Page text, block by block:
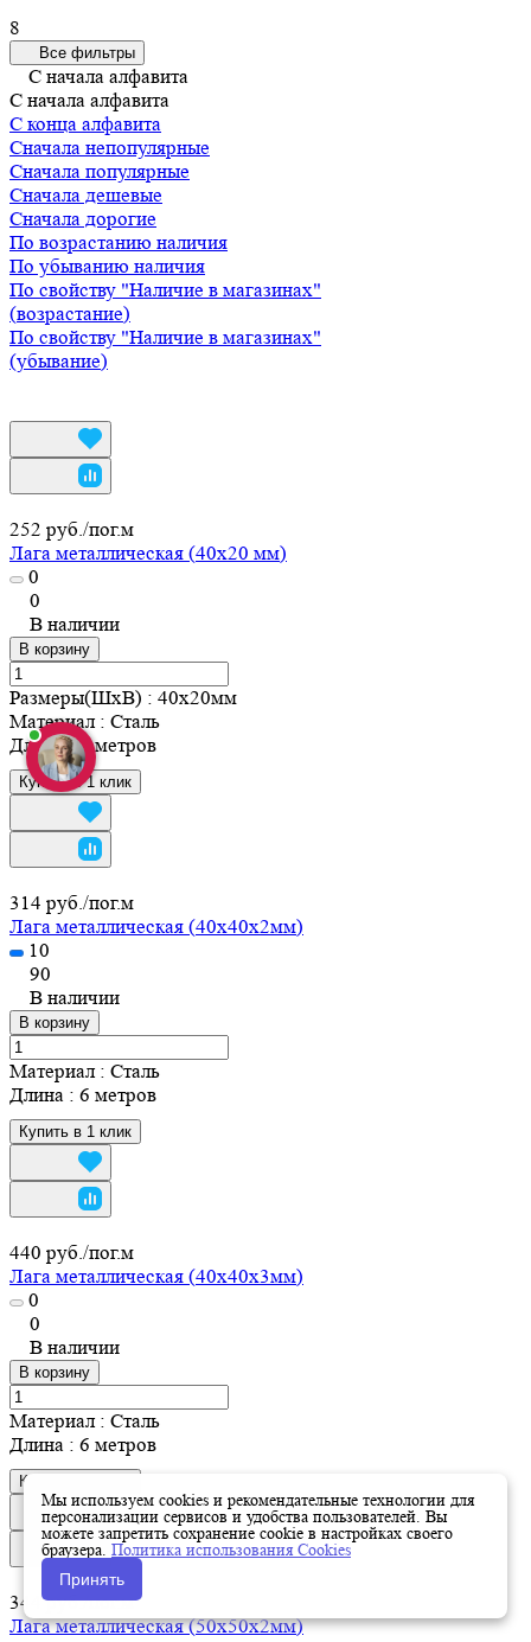
8
Все фильтры
С начала алфавита
С начала алфавита
С конца алфавита
Сначала непопулярные
Сначала популярные
Сначала дешевые
Сначала дорогие
По возрастанию наличия
По убыванию наличия
По свойству "Наличие в магазинах"
(возрастание)
По свойству "Наличие в магазинах"
(убывание)
252 руб./пог.м
Лага металлическая (40х20 мм)
0
0
В наличии
В корзину
Размеры(ШхВ) : 40х20мм
Материал : Сталь
Длина: 6 метров
Купить в 1 клик
314 руб./пог.м
Лага металлическая (40х40х2мм)
10
90
В наличии
В корзину
Материал : Сталь
Длина : 6 метров
Купить в 1 клик
440 руб./пог.м
Лага металлическая (40х40х3мм)
0
0
В наличии
В корзину
Материал : Сталь
Длина : 6 метров
Купить в 1 клик
344 руб./пог.м
Лага металлическая (50х50х2мм)
Мы используем cookies и рекомендательные технологии для
персонализации сервисов и удобства пользователей. Вы
можете запретить сохранение cookie в настройках своего
браузера. Политика использования Cookies
Принять